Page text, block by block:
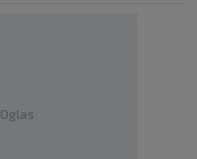
Oglas